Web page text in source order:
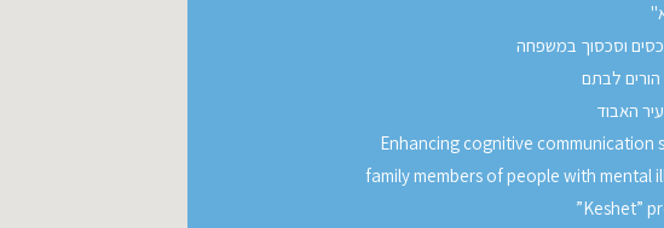
וסכסוך במשפחה
הורים לבתם
האבוד
Enhancing cognitive communication
family members of people with mental
”Keshet”